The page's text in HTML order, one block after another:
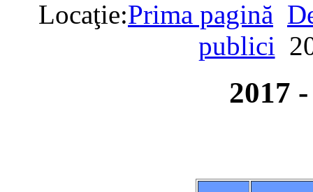
Locaţie:Prima pagină
publici
2017